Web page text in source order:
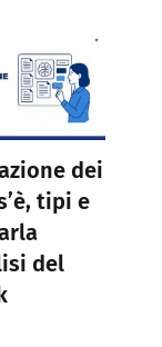
dei
tipi e
del